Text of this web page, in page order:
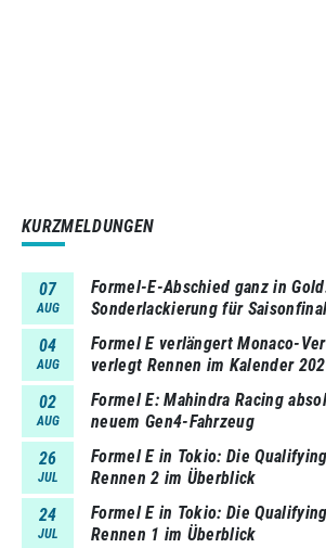
KURZMELDUNGEN
07
AUG
Formel-E-Abschied ganz in
Sonderlackierung für
04
AUG
Formel E verlängert Monaco-
verlegt Rennen im Kalender
02
AUG
Formel E: Mahindra Racing
neuem Gen4-Fahrzeug
26
JUL
Formel E in Tokio: Die
Rennen 2 im Überblick
24
JUL
Formel E in Tokio: Die
Rennen 1 im Überblick